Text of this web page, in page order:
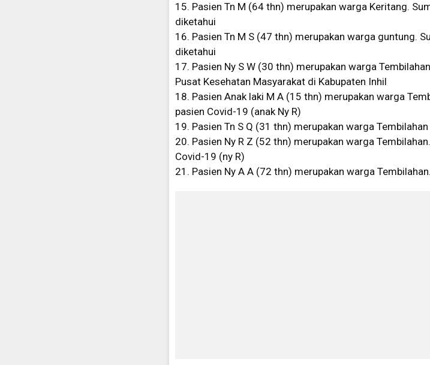
15. Pasien Tn M (64 thn) merupakan warga Keritang.
diketahui
16. Pasien Tn M S (47 thn) merupakan warga guntung.
diketahui
17. Pasien Ny S W (30 thn) merupakan warga
Pusat Kesehatan Masyarakat di Kabupaten Inhil
18. Pasien Anak laki M A (15 thn) merupakan warga
pasien Covid-19 (anak Ny R)
19. Pasien Tn S Q (31 thn) merupakan warga Tembilahan
20. Pasien Ny R Z (52 thn) merupakan warga
Covid-19 (ny R)
21. Pasien Ny A A (72 thn) merupakan warga Tembilahan.